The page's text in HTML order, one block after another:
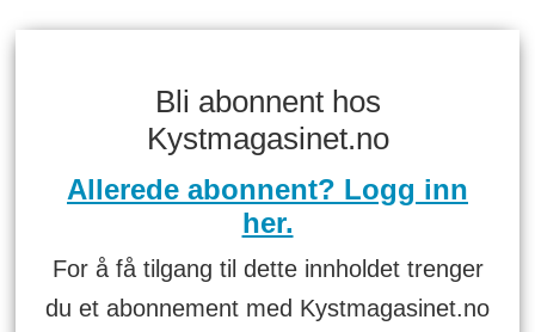
Bli abonnent hos
Kystmagasinet.no
Allerede abonnent? Logg inn
her.
For å få tilgang til dette innholdet trenger
du et abonnement med Kystmagasinet.no